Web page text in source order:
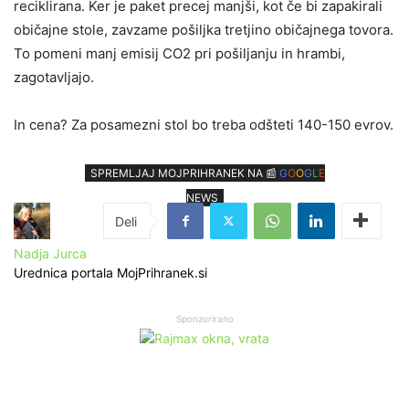
reciklirana. Ker je paket precej manjši, kot če bi zapakirali
običajne stole, zavzame pošiljka tretjino običajnega tovora.
To pomeni manj emisij CO2 pri pošiljanju in hrambi,
zagotavljajo.
In cena? Za posamezni stol bo treba odšteti 140-150 evrov.
SPREMLJAJ MOJPRIHRANEK NA 📰 GOOGL E
NEWS
Nadja Jurca
Urednica portala MojPrihranek.si
Sponzorirano